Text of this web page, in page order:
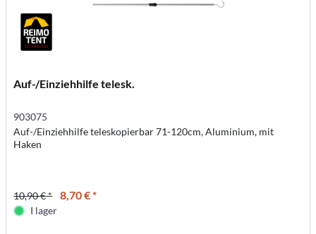
Auf-/Einziehhilfe telesk.
903075
Auf-/Einziehhilfe teleskopierbar 71-120cm, Aluminium, mit
Haken
10,90 € * 8,70 € *
I lager